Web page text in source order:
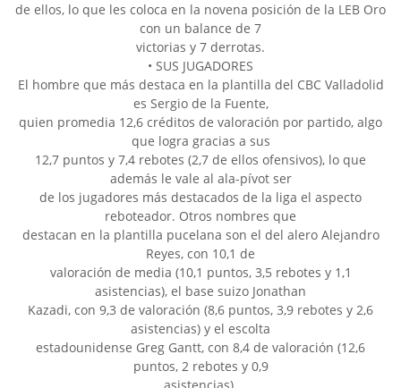
de ellos, lo que les coloca en la novena posición de la LEB Oro
con un balance de 7
victorias y 7 derrotas.
• SUS JUGADORES
El hombre que más destaca en la plantilla del CBC Valladolid
es Sergio de la Fuente,
quien promedia 12,6 créditos de valoración por partido, algo
que logra gracias a sus
12,7 puntos y 7,4 rebotes (2,7 de ellos ofensivos), lo que
además le vale al ala-pívot ser
de los jugadores más destacados de la liga el aspecto
reboteador. Otros nombres que
destacan en la plantilla pucelana son el del alero Alejandro
Reyes, con 10,1 de
valoración de media (10,1 puntos, 3,5 rebotes y 1,1
asistencias), el base suizo Jonathan
Kazadi, con 9,3 de valoración (8,6 puntos, 3,9 rebotes y 2,6
asistencias) y el escolta
estadounidense Greg Gantt, con 8,4 de valoración (12,6
puntos, 2 rebotes y 0,9